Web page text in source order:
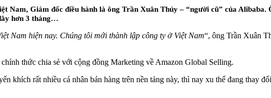
Nam, Giám đốc điều hành là ông Trần Xuân Thủy – “người cũ” của
hơn 3 tháng…
Nam hiện nay. Chúng tôi mới thành lập công ty ở Việt Nam“, ông Trần Xuân
thức chia sẻ với cộng đồng Marketing về Amazon Global Selling.
khích rất nhiều cá nhân bán hàng trên nền tảng này, thì nay xu thế đang thay